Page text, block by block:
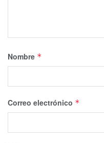
Nombre *
Correo electrónico *